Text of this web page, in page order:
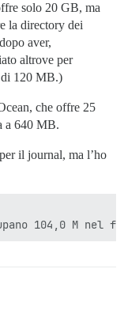
solo 20 GB, ma
la directory dei
aver,
altrove per
di 120 MB.)
che offre 25
a 640 MB.
il journal, ma l’ho